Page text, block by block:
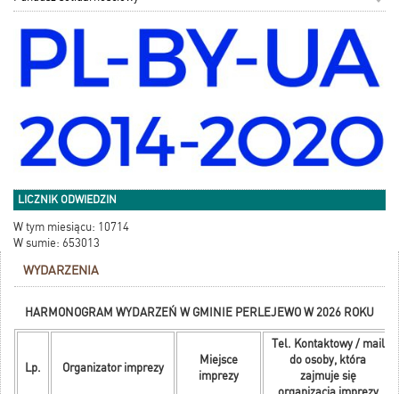
LICZNIK ODWIEDZIN
W tym miesiącu: 10714
W sumie: 653013
WYDARZENIA
HARMONOGRAM WYDARZEŃ W GMINIE PERLEJEWO W 2026 ROKU
Lp. Organizator imprezy
Miejsce
imprezy
Tel. Kontaktowy / mail
do osoby, która
zajmuje się